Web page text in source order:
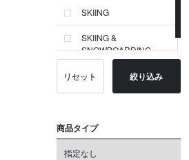
SKIING
SKIING &
SNOWBOARDING
リセット 絞り込み
商品タイプ
指定なし